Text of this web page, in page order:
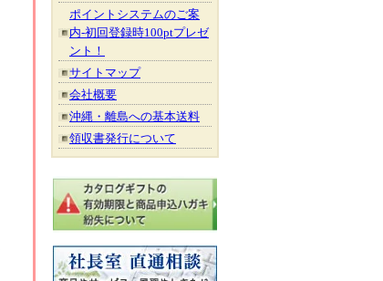
ポイントシステムのご案
内-初回登録時100ptプレゼ
ント！
サイトマップ
会社概要
沖縄・離島への基本送料
領収書発行について